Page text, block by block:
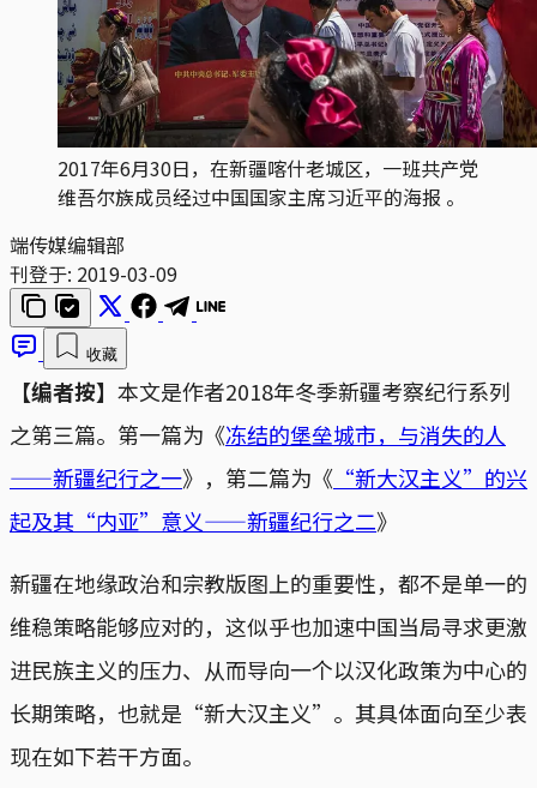
2017年6月30日，在新疆喀什老城区，一班共产党
维吾尔族成员经过中国国家主席习近平的海报 。
端传媒编辑部
刊登于: 2019-03-09
收藏
【编者按】 本文是作者2018年冬季新疆考察纪行系列
之第三篇。第一篇为《冻结的堡垒城市，与消失的人
——新疆纪行之一》，第二篇为《 “新大汉主义”的兴
起及其“内亚”意义——新疆纪行之二》
新疆在地缘政治和宗教版图上的重要性，都不是单一的
维稳策略能够应对的，这似乎也加速中国当局寻求更激
进民族主义的压力、从而导向一个以汉化政策为中心的
长期策略，也就是“新大汉主义”。其具体面向至少表
现在如下若干方面。